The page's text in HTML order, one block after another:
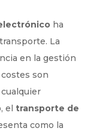
ha
La
en la gestión
son
el transporte de
como la